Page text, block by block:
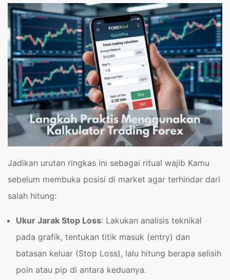
Jadikan urutan ringkas ini sebagai ritual wajib Kamu
sebelum membuka posisi di market agar terhindar dari
salah hitung:
Ukur Jarak Stop Loss: Lakukan analisis teknikal
pada grafik, tentukan titik masuk (entry) dan
batasan keluar (Stop Loss), lalu hitung berapa selisih
poin atau pip di antara keduanya.